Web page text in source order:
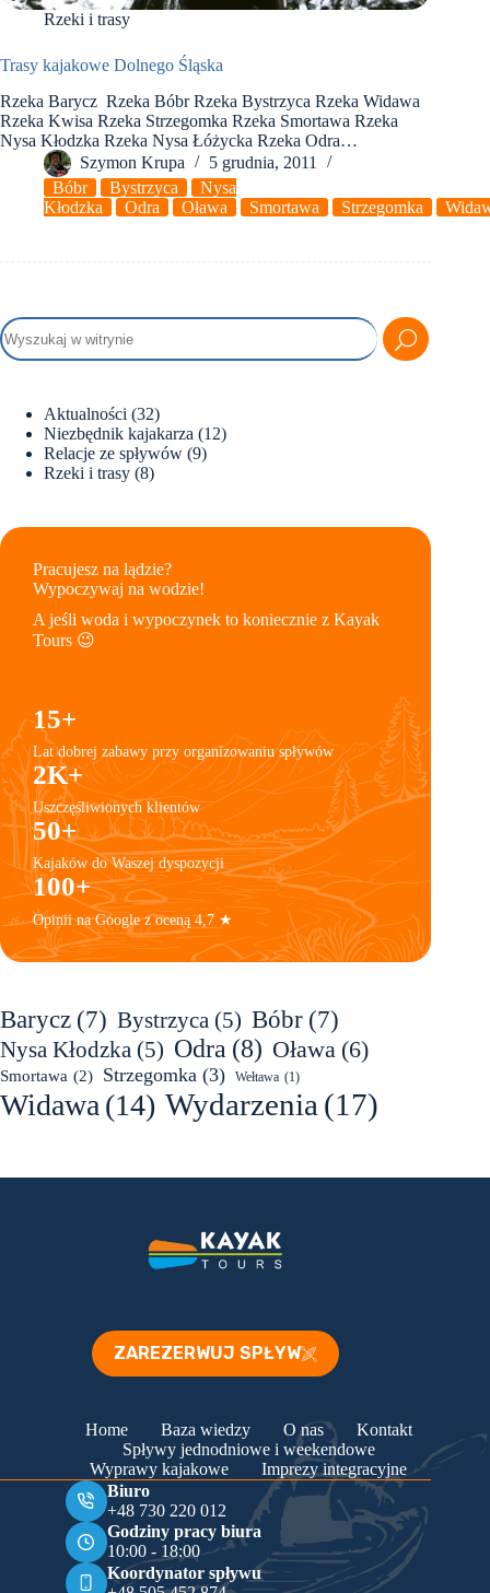
Rzeki i trasy
Trasy kajakowe Dolnego Śląska
Rzeka Barycz Rzeka Bóbr Rzeka Bystrzyca Rzeka Widawa
Rzeka Kwisa Rzeka Strzegomka Rzeka Smortawa Rzeka
Nysa Kłodzka Rzeka Nysa Łóżycka Rzeka Odra…
Szymon Krupa
5 grudnia, 2011
Bóbr
Bystrzyca
Nysa
Kłodzka
Odra Oława Smortawa Strzegomka
Aktualności (32)
Niezbędnik kajakarza (12)
Relacje ze spływów (9)
Rzeki i trasy (8)
Pracujesz na lądzie?
Wypoczywaj na wodzie!
A jeśli woda i wypoczynek to koniecznie z Kayak
Tours 😉
15+
Lat dobrej zabawy przy organizowaniu spływów
2K+
Uszczęśliwionych klientów
50+
Kajaków do Waszej dyspozycji
100+
Opinii na Google z oceną 4,7 ★
Barycz (7) Bystrzyca (5) Bóbr (7)
Nysa Kłodzka (5) Odra (8) Oława (6)
Smortawa (2) Strzegomka (3) Wełtawa (1)
Widawa (14) Wydarzenia (17)
ZAREZERWUJ SPŁYW
Home Baza wiedzy O nas
Kontakt
Spływy jednodniowe i weekendowe
Wyprawy kajakowe
Imprezy integracyjne
Biuro
+48 730 220 012
Godziny pracy biura
10:00 - 18:00
Koordynator spływu